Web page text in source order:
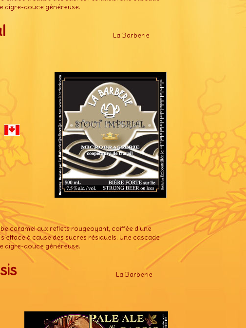
aigre-douce généreuse.
La Barberie
caramel aux reflets rougeoyant, coiffée d'une
à cause des sucres résiduels. Une cascade
aigre-douce généreuse.
La Barberie